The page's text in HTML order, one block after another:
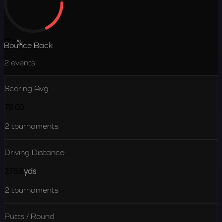
17.4%
Bounce Back
2 events
Scoring Avg
2 tournaments
Driving Distance
yds
2 tournaments
Putts / Round